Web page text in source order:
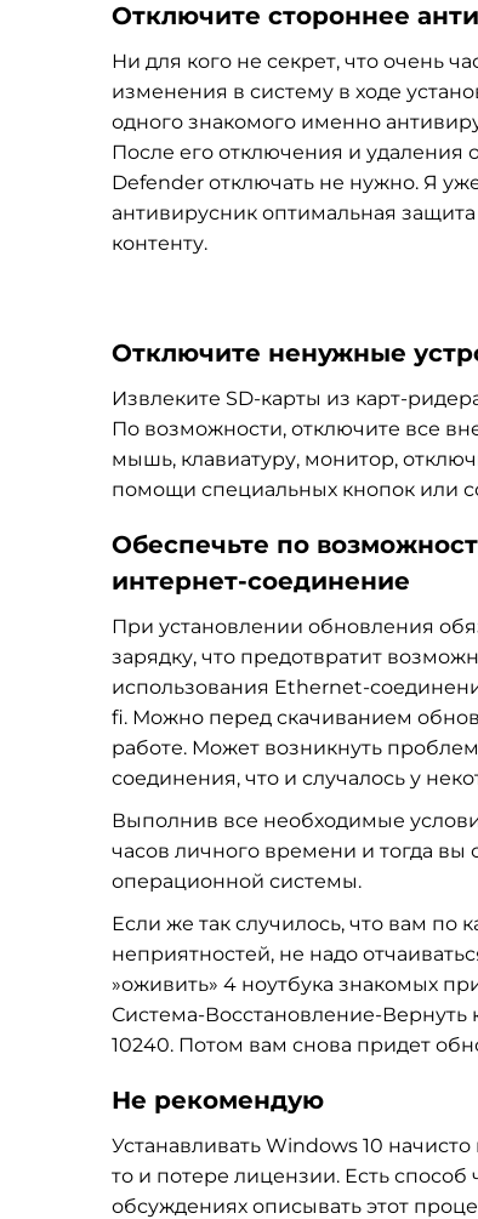
Отключите стороннее
Ни для кого не секрет, что очень
изменения в систему в ходе
одного знакомого именно
После его отключения и удаления
Defender отключать не нужно. Я
антивирусник оптимальная
контенту.
Отключите ненужные
Извлеките SD-карты из карт-
По возможности, отключите все
мышь, клавиатуру, монитор,
помощи специальных кнопок или
Обеспечьте по
интернет-соединение
При установлении обновления
зарядку, что предотвратит
использования Ethernet-
fi. Можно перед скачиванием
работе. Может возникнуть
соединения, что и случалось у
Выполнив все необходимые
часов личного времени и тогда
операционной системы.
Если же так случилось, что вам
неприятностей, не надо
»оживить» 4 ноутбука знакомых
Система-Восстановление-Вернуть
10240. Потом вам снова придет
Не рекомендую
Устанавливать Windows 10
то и потере лицензии. Есть способ
обсуждениях описывать этот